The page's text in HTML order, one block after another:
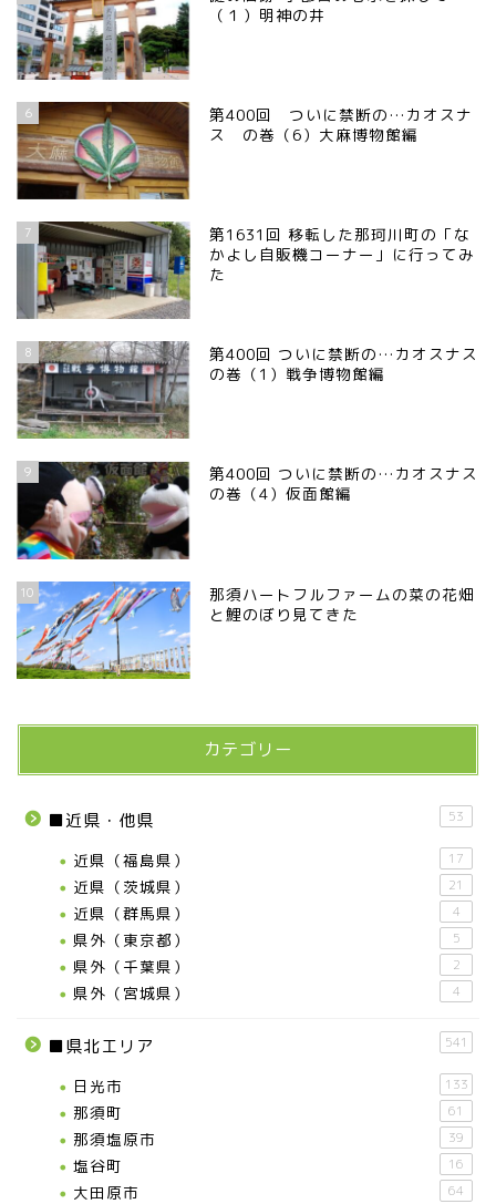
（１）明神の井
6
第400回 ついに禁断の…カオスナ
ス の巻（6）大麻博物館編
7
第1631回 移転した那珂川町の「な
かよし自販機コーナー」に行ってみ
た
8
第400回 ついに禁断の…カオスナス
の巻（1）戦争博物館編
9
第400回 ついに禁断の…カオスナス
の巻（4）仮面館編
10
那須ハートフルファームの菜の花畑
と鯉のぼり見てきた
カテゴリー
■近県・他県 53
近県（福島県） 17
近県（茨城県） 21
近県（群馬県） 4
県外（東京都） 5
県外（千葉県） 2
県外（宮城県） 4
■県北エリア 541
日光市 133
那須町 61
那須塩原市 39
塩谷町 16
大田原市 64